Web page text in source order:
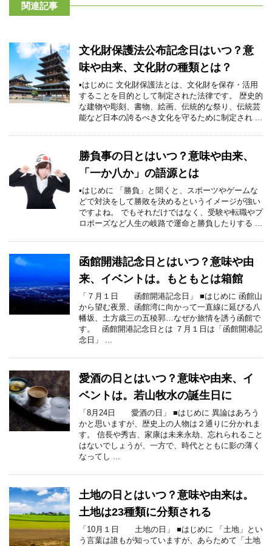
関連記事
文化財保護法公布記念日はいつ？意
味や由来、文化財の種類とは？
▪はじめに 文化財保護法とは、文化財を保存・活用
することを目的として制定された法律です。 歴史的
な建物や彫刻、書物、絵画、伝統的な祭り、伝統芸
能など日本の誇るべき文化を守るために制定され ...
勝負事の日とはいつ？意味や由来、
「一か八か」の語源とは
▪はじめに 「勝負」と聞くと、スポーツやゲームな
どで対決をして勝敗を決めるというイメージが強い
ですよね。 でもそれだけではなく、受験や転職やプ
ロポーズなど人生の岐路で運命と勝負したりする ...
函館開港記念日とはいつ？意味や由
来、イベントは。もともとは箱館
「７月１日 函館開港記念日」 ■はじめに 函館山
から望む夜景、函館湾に向かって一直線に延びる八
幡坂、土方歳三の五稜郭…なぜか旅情を誘う函館で
す。 函館開港記念日とは ７月１日は「函館開港記
念日」 ...
愛酒の日とはいつ？意味や由来、イ
ベントは。若山牧水の誕生日に
「8月24日 愛酒の日」 ■はじめに 異論はあろう
かと思いますが、歴史上の人物は２通りに分かれま
す。 信長や秀吉、家康は未来永劫、忘れられること
はないでしょうが、一方で、時代とともに影の薄く
なってし ...
土地の日とはいつ？意味や由来は。
土地は23種類に分類される
「10月１日 土地の日」 ■はじめに 「土地」とい
う言葉は誰もが知っていますが、あらためて「土地